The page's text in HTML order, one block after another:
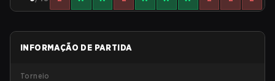
INFORMAÇÃO DE PARTIDA
Torneio